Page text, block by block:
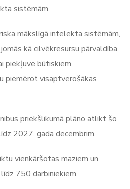
sistēmām.
mākslīgā intelekta sistēmām,
kā cilvēkresursu pārvaldība,
piekļuve būtiskiem
piemērot visaptverošākas
priekšlikumā plāno atlikt šo
2027. gada decembrim.
vienkāršotas maziem un
750 darbiniekiem.